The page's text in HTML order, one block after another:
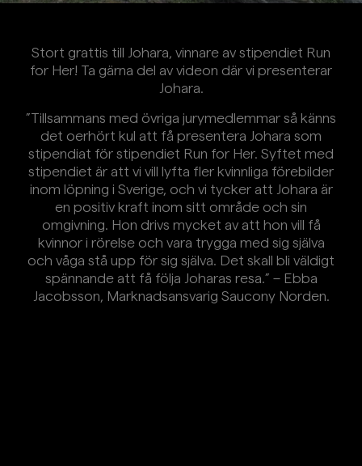
Stort grattis till Johara, vinnare av stipendiet Run
for Her! Ta gärna del av videon där vi presenterar
Johara.
”Tillsammans med övriga jurymedlemmar så känns
det oerhört kul att få presentera Johara som
stipendiat för stipendiet Run for Her. Syftet med
stipendiet är att vi vill lyfta fler kvinnliga förebilder
inom löpning i Sverige, och vi tycker att Johara är
en positiv kraft inom sitt område och sin
omgivning. Hon drivs mycket av att hon vill få
kvinnor i rörelse och vara trygga med sig själva
och våga stå upp för sig själva. Det skall bli väldigt
spännande att få följa Joharas resa.” – Ebba
Jacobsson, Marknadsansvarig Saucony Norden.